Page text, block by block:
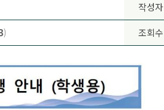
작성자
) 조회수